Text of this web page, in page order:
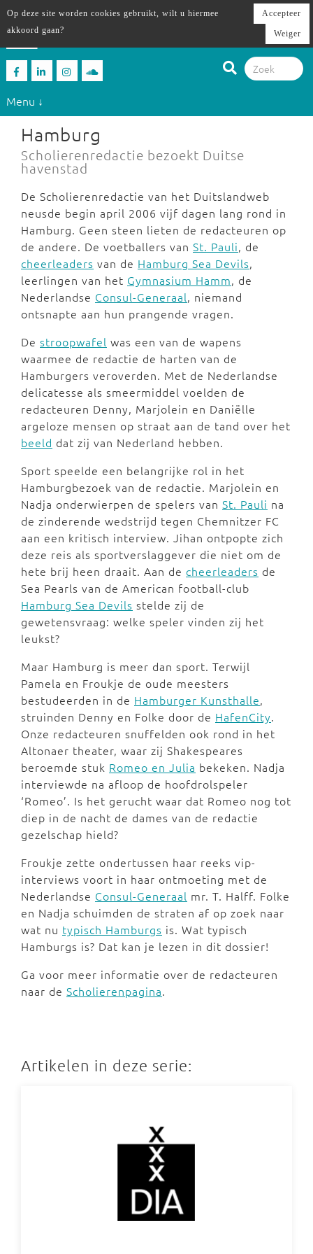
Menu ↓
Hamburg
Scholierenredactie bezoekt Duitse
havenstad
De Scholierenredactie van het Duitslandweb
neusde begin april 2006 vijf dagen lang rond in
Hamburg. Geen steen lieten de redacteuren op
de andere. De voetballers van St. Pauli, de
cheerleaders van de Hamburg Sea Devils,
leerlingen van het Gymnasium Hamm, de
Nederlandse Consul-Generaal, niemand
ontsnapte aan hun prangende vragen.
De stroopwafel was een van de wapens
waarmee de redactie de harten van de
Hamburgers veroverden. Met de Nederlandse
delicatesse als smeermiddel voelden de
redacteuren Denny, Marjolein en Daniëlle
argeloze mensen op straat aan de tand over het
beeld dat zij van Nederland hebben.
Sport speelde een belangrijke rol in het
Hamburgbezoek van de redactie. Marjolein en
Nadja onderwierpen de spelers van St. Pauli na
de zinderende wedstrijd tegen Chemnitzer FC
aan een kritisch interview. Jihan ontpopte zich
deze reis als sportverslaggever die niet om de
hete brij heen draait. Aan de cheerleaders de
Sea Pearls van de American football-club
Hamburg Sea Devils stelde zij de
gewetensvraag: welke speler vinden zij het
leukst?
Maar Hamburg is meer dan sport. Terwijl
Pamela en Froukje de oude meesters
bestudeerden in de Hamburger Kunsthalle,
struinden Denny en Folke door de HafenCity.
Onze redacteuren snuffelden ook rond in het
Altonaer theater, waar zij Shakespeares
beroemde stuk Romeo en Julia bekeken. Nadja
interviewde na afloop de hoofdrolspeler
‘Romeo’. Is het gerucht waar dat Romeo nog tot
diep in de nacht de dames van de redactie
gezelschap hield?
Froukje zette ondertussen haar reeks vip-
interviews voort in haar ontmoeting met de
Nederlandse Consul-Generaal mr. T. Halff. Folke
en Nadja schuimden de straten af op zoek naar
wat nu typisch Hamburgs is. Wat typisch
Hamburgs is? Dat kan je lezen in dit dossier!
Ga voor meer informatie over de redacteuren
naar de Scholierenpagina.
Artikelen in deze serie:
Op deze site worden cookies gebruikt, wilt u hiermee
akkoord gaan?
Accepteer
Weiger